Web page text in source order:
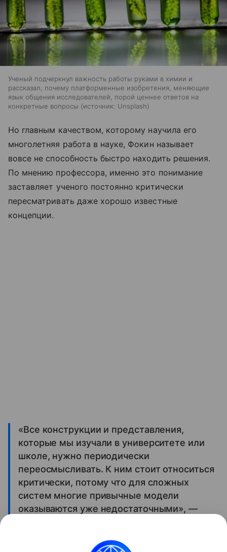
Ученый подчеркнул важность работы руками в химии и
рассказал, почему платформенные изобретения, меняющие
язык общения исследователей, порой ценнее ответов на
конкретные вопросы
источник: Unsplash
Но главным качеством, которому научила его
многолетняя работа в науке, Фокин называет
вовсе не способность быстро находить решения.
По мнению профессора, именно это понимание
заставляет ученого постоянно критически
пересматривать даже хорошо известные
концепции.
«Все конструкции и представления,
которые мы изучали в университете или
школе, нужно периодически
переосмысливать. К ним стоит относиться
критически, потому что для сложных
систем многие привычные модели
оказываются уже недостаточными», —
Полное интервью с Валерием Фокиным доступно